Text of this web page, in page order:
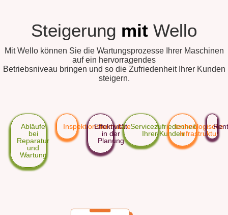
Steigerung mit Wello
Mit Wello können Sie die Wartungsprozesse Ihrer Maschinen
auf ein hervorragendes
Betriebsniveau bringen und so die Zufriedenheit Ihrer Kunden
steigern.
Abläufe
bei
Reparatur
und
Wartung
Inspektionsformulare
Effektivität
in der
Planung
Servicezufriedenheit
Ihrer Kunden
technologische
Infrastruktur